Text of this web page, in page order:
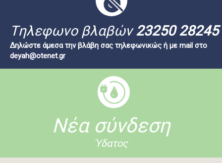
Tηλεφωνο βλαβών23250 28245
Δηλώστε άμεσα την βλάβη σας τηλεφωνικώς ή με mail στο
deyah@otenet.gr
Νέα σύνδεση
Ύδατος